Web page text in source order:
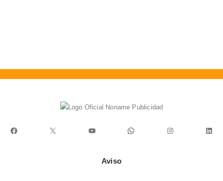
Facebook X YouTube WhatsApp Instagram
Aviso